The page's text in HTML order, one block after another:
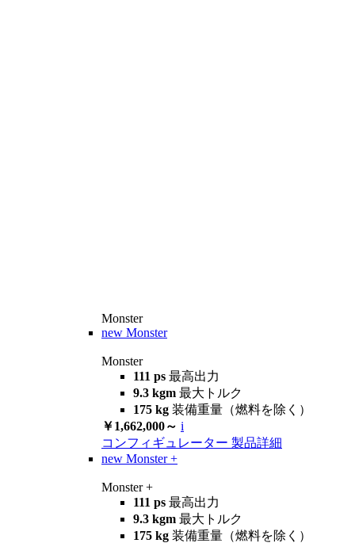
Monster
new Monster
Monster
111 ps 最高出力
9.3 kgm 最大トルク
175 kg 装備重量（燃料を除く）
￥1,662,000～ i
コンフィギュレーター 製品詳細
new Monster +
Monster +
111 ps 最高出力
9.3 kgm 最大トルク
175 kg 装備重量（燃料を除く）